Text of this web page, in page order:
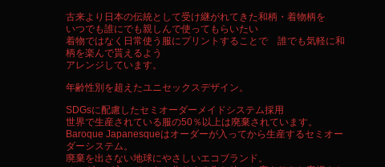
古来より日本の伝統として受け継がれてきた和柄・着物柄を
いつでも誰にでも親しんで使ってもらいたい
着物ではなく日常使う服にプリントすることで 誰でも気軽に和
柄を楽んで貰えるよう
アレンジしています。
年齢性別を超えたユニセックスデザイン。
SDGsに配慮したセミオーダーメイドシステム採用
世界で生産されている服の50％以上は廃棄されています。
Baroque Japanesqueはオーダーが入ってから生産するセミオー
ダーシステム。
廃棄を出さない地球にやさしいエコブランド。